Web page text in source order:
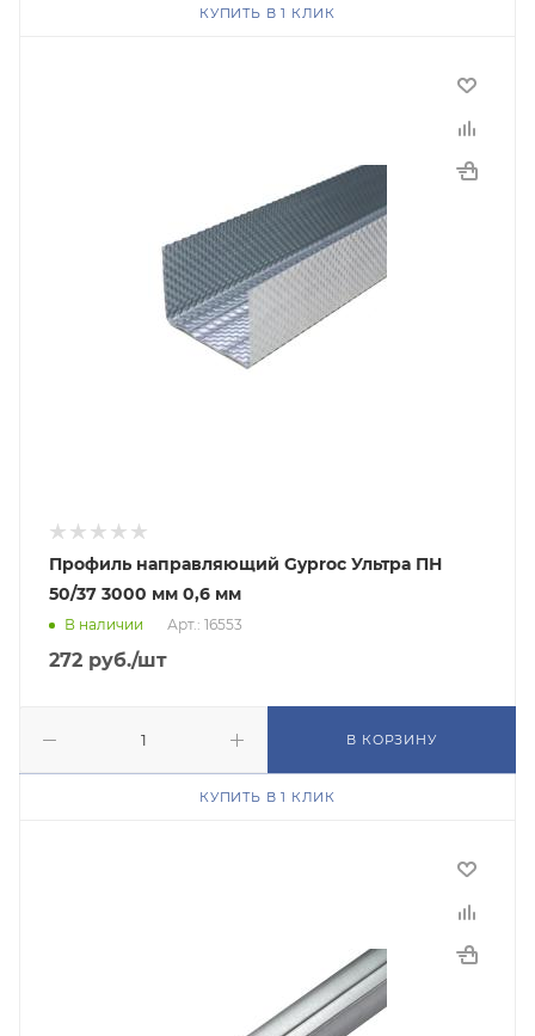
КУПИТЬ В 1 КЛИК
Профиль направляющий Gyproc Ультра ПН
50/37 3000 мм 0,6 мм
В наличии Арт.: 16553
272 руб./шт
В КОРЗИНУ
КУПИТЬ В 1 КЛИК